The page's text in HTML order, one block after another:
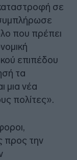
σε
που πρέπει
επιπέδου
τα
μια νέα
πολίτες».
προς την